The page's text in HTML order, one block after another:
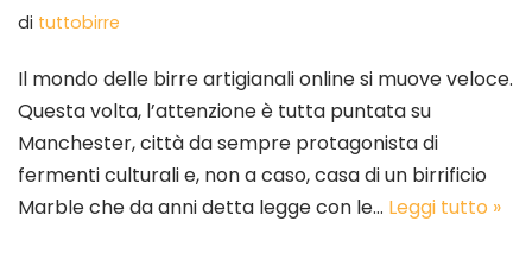
di tuttobirre
Il mondo delle birre artigianali online si muove veloce.
Questa volta, l’attenzione è tutta puntata su
Manchester, città da sempre protagonista di
fermenti culturali e, non a caso, casa di un birrificio
Marble che da anni detta legge con le… Leggi tutto »